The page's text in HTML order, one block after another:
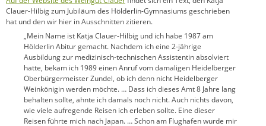
Clauer-Hilbig zum Jubiläum des Hölderlin-Gymnasiums geschrieben
hat und den wir hier in Ausschnitten zitieren.
„Mein Name ist Katja Clauer-Hilbig und ich habe 1987 am
Hölderlin Abitur gemacht. Nachdem ich eine 2-jährige
Ausbildung zur medizinisch-technischen Assistentin absolviert
hatte, bekam ich 1989 einen Anruf vom damaligen Heidelberger
Oberbürgermeister Zundel, ob ich denn nicht Heidelberger
Weinkönigin werden möchte. … Dass ich dieses Amt 8 Jahre lang
behalten sollte, ahnte ich damals noch nicht. Auch nichts davon,
wie viele aufregende Reisen ich erleben sollte. Eine dieser
Reisen führte mich nach Japan. … Schon am Flughafen wurde mir